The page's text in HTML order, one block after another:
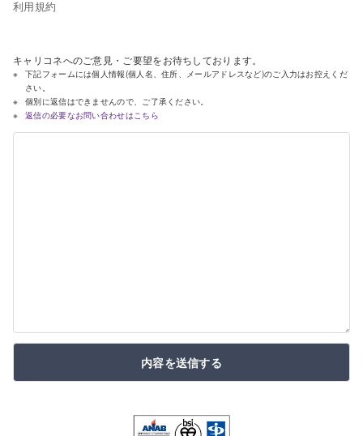
利用規約
キャリコネへのご意見・ご要望をお待ちしております。
下記フォームには個人情報(個人名、住所、メールアドレスなど)のご入力はお控えくだ
さい。
個別に返信はできませんので、ご了承ください。
返信の必要なお問い合わせはこちら
内容を送信する